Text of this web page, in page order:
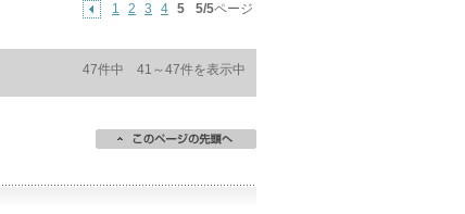
1 2 3 4 5 5/5ページ
47件中 41～47件を表示中